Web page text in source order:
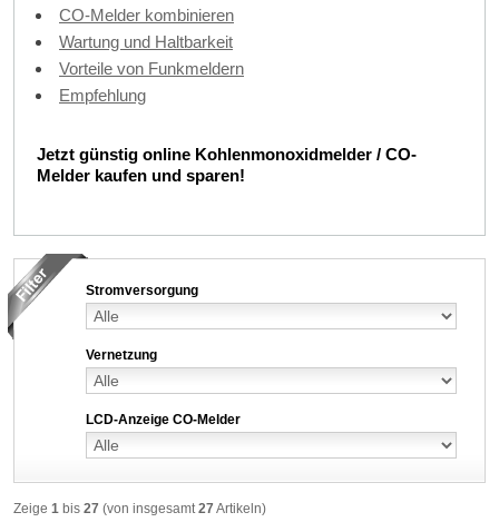
CO-Melder kombinieren
Wartung und Haltbarkeit
Vorteile von Funkmeldern
Empfehlung
Jetzt günstig online Kohlenmonoxidmelder / CO-
Melder kaufen und sparen!
Stromversorgung
Vernetzung
LCD-Anzeige CO-Melder
Zeige 1 bis 27 (von insgesamt27 Artikeln)